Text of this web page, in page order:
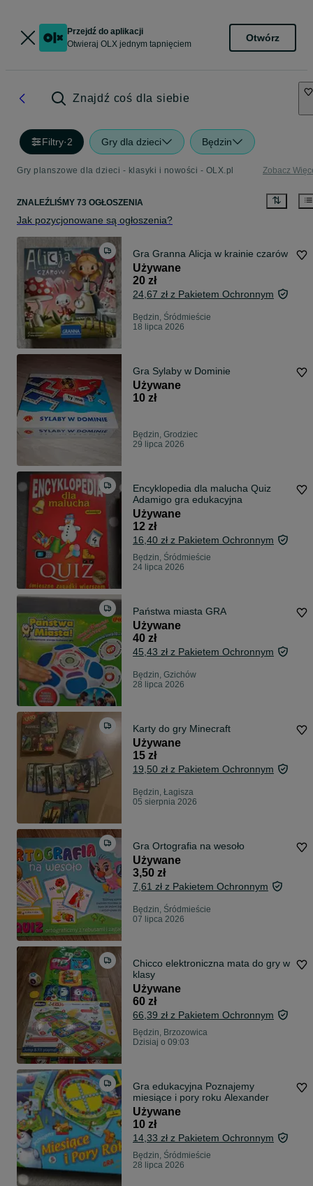
Przejdź do aplikacji
Otwieraj OLX jednym tapnięciem
Otwórz
Znajdź coś dla siebie
Filtry·2 Gry dla dzieci Będzin
Gry planszowe dla dzieci - klasyki i nowości - OLX.pl Zobacz
ZNALEŹLIŚMY 73 OGŁOSZENIA
Jak pozycjonowane są ogłoszenia?
Gra Granna Alicja w krainie czarów
Używane
20 zł
24,67 zł z Pakietem Ochronnym
Będzin, Śródmieście
18 lipca 2026
Gra Sylaby w Dominie
Używane
10 zł
Będzin, Grodziec
29 lipca 2026
Encyklopedia dla malucha Quiz
Adamigo gra edukacyjna
Używane
12 zł
16,40 zł z Pakietem Ochronnym
Będzin, Śródmieście
24 lipca 2026
Państwa miasta GRA
Używane
40 zł
45,43 zł z Pakietem Ochronnym
Będzin, Gzichów
28 lipca 2026
Karty do gry Minecraft
Używane
15 zł
19,50 zł z Pakietem Ochronnym
Będzin, Łagisza
05 sierpnia 2026
Gra Ortografia na wesoło
Używane
3,50 zł
7,61 zł z Pakietem Ochronnym
Będzin, Śródmieście
07 lipca 2026
Chicco elektroniczna mata do gry w
klasy
Używane
60 zł
66,39 zł z Pakietem Ochronnym
Będzin, Brzozowica
Dzisiaj o 09:03
Gra edukacyjna Poznajemy
miesiące i pory roku Alexander
Używane
10 zł
14,33 zł z Pakietem Ochronnym
Będzin, Śródmieście
28 lipca 2026